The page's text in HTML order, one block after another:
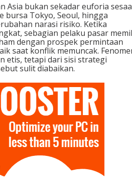
Asia bukan sekadar euforia
bursa Tokyo, Seoul, hingga
narasi risiko. Ketika
sebagian pelaku pasar
dengan prospek permintaan
saat konflik memuncak.
etis, tetapi dari sisi strategi
sulit diabaikan.